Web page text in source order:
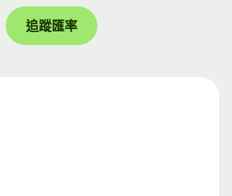
追蹤匯率